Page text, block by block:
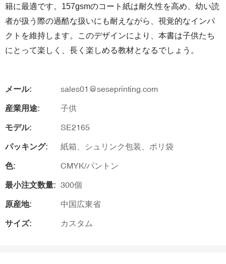
籍に最適です。157gsmのコート紙は耐久性を高め、幼い読
者が扱う際の過酷な扱いにも耐えながら、視覚的なインパ
クトを維持します。このデザインにより、本書は子供たち
にとって楽しく、長く楽しめる教材となるでしょう。
メール: sales01@seseprinting.com
産業用途: 子供
モデル: SE2165
パッキング: 紙箱、シュリンク包装、ポリ袋
色: CMYK/パントン
最小注文数量: 300個
原産地: 中国広東省
サイズ: カスタム